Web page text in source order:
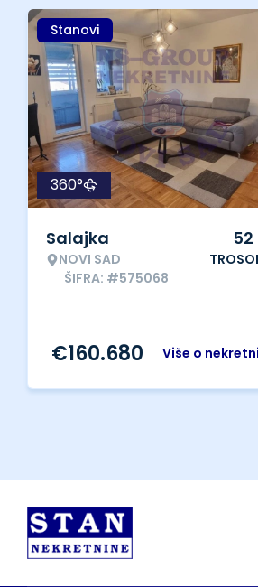
Stanovi
360°
Salajka
NOVI SAD
ŠIFRA: #575068
52
Više o
€160.680